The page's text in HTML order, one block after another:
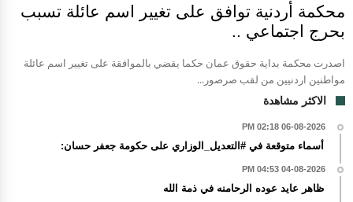
محكمة أردنية توافق على تغيير اسم عائلة تسبب
بحرج اجتماعي ..
اصدرت محكمة بداية حقوق عمان حكما يقضي بالموافقة على تغيير اسم عائلة
مواطنين اردنيين من لقب صرصور...
الاكثر مشاهدة
06-08-2026 02:18 PM
أسماء متوقعة في #التعديل_الوزاري على حكومة جعفر حسان:
04-08-2026 04:53 PM
ظاهر عايد عوده الرحامنه في ذمة الله